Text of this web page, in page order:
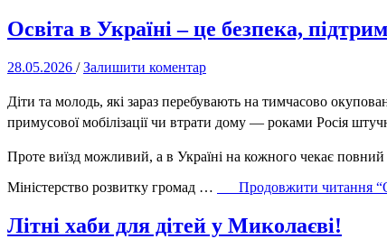
Освіта в Україні – це безпека,
28.05.2026 /Залишити коментар
Діти та молодь, які зараз перебувають на тимчасово
примусової мобілізації чи втрати дому — роками Росія
Проте виїзд можливий, а в Україні на кожного чекає повний
Міністерство розвитку громад …
Продовжити читання
Літні хаби для дітей у Миколаєві!